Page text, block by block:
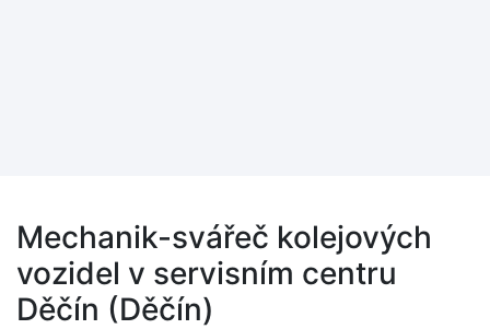
Mechanik-svářeč kolejových
vozidel v servisním centru
Děčín (Děčín)